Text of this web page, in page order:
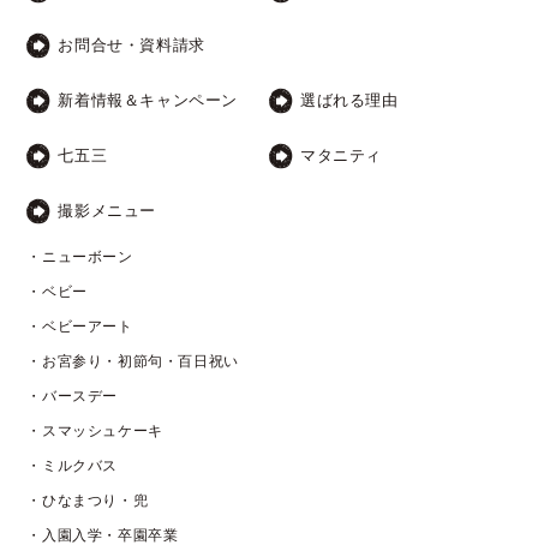
お問合せ・資料請求
新着情報＆キャンペーン 選ばれる理由
七五三 マタニティ
撮影メニュー
・ニューボーン
・ベビー
・ベビーアート
・お宮参り・初節句・百日祝い
・バースデー
・スマッシュケーキ
・ミルクバス
・ひなまつり・兜
・入園入学・卒園卒業